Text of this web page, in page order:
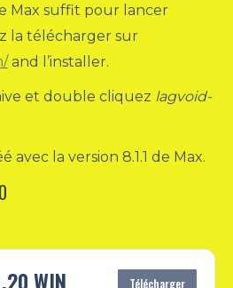
Max suffit pour lancer
la télécharger sur
and l’installer.
et double cliquez lagvoid-
avec la version 8.1.1 de Max.
WIN Télécharger